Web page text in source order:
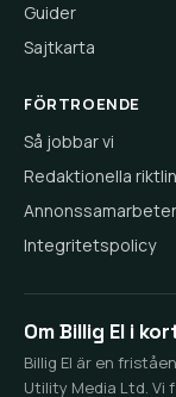
Guider
Sajtkarta
FÖRTROENDE
Så jobbar vi
Redaktionella
Integritetspolicy
Om Billig El i
Billig El är en
Utility Media Ltd. Vi